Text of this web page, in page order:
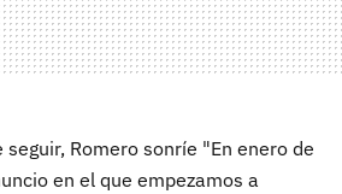
Romero sonríe "En enero de
en el que empezamos a